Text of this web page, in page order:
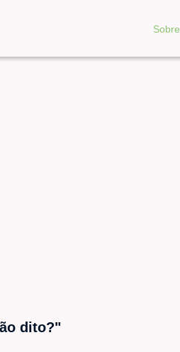
Sobre
dito?"